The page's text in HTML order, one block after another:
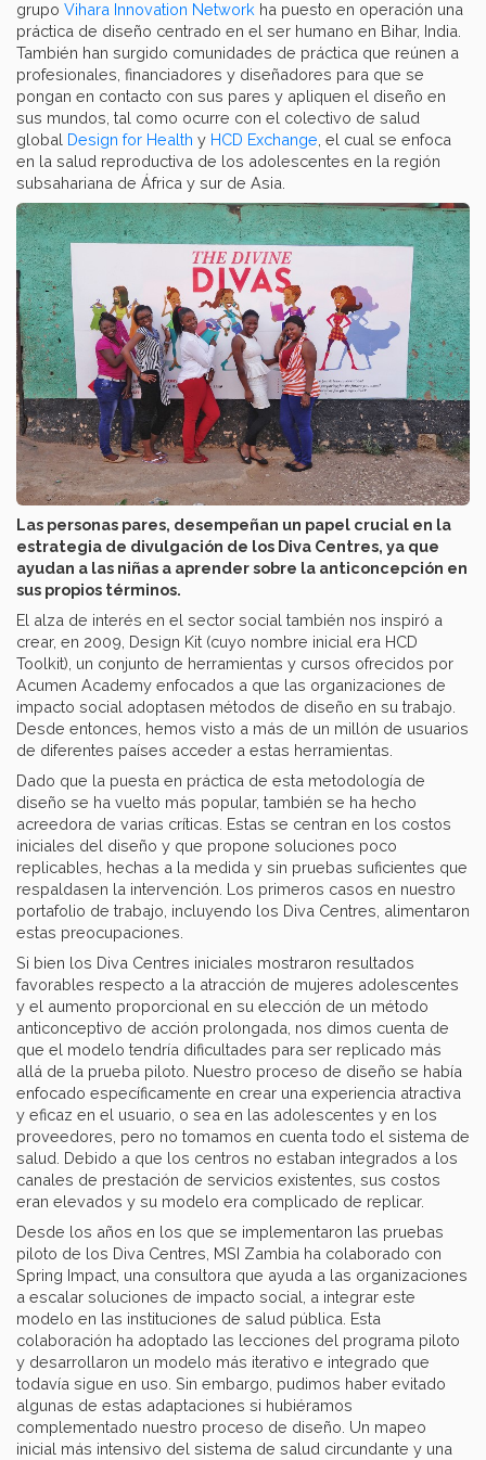
grupo Vihara Innovation Network ha puesto en operación una
práctica de diseño centrado en el ser humano en Bihar, India.
También han surgido comunidades de práctica que reúnen a
profesionales, financiadores y diseñadores para que se
pongan en contacto con sus pares y apliquen el diseño en
sus mundos, tal como ocurre con el colectivo de salud
global Design for Health y HCD Exchange , el cual se enfoca
en la salud reproductiva de los adolescentes en la región
subsahariana de África y sur de Asia.
Las personas pares, desempeñan un papel crucial en la
estrategia de divulgación de los Diva Centres, ya que
ayudan a las niñas a aprender sobre la anticoncepción en
sus propios términos.
El alza de interés en el sector social también nos inspiró a
crear, en 2009, Design Kit (cuyo nombre inicial era HCD
Toolkit), un conjunto de herramientas y cursos ofrecidos por
Acumen Academy enfocados a que las organizaciones de
impacto social adoptasen métodos de diseño en su trabajo.
Desde entonces, hemos visto a más de un millón de usuarios
de diferentes países acceder a estas herramientas.
Dado que la puesta en práctica de esta metodología de
diseño se ha vuelto más popular, también se ha hecho
acreedora de varias críticas. Estas se centran en los costos
iniciales del diseño y que propone soluciones poco
replicables, hechas a la medida y sin pruebas suficientes que
respaldasen la intervención. Los primeros casos en nuestro
portafolio de trabajo, incluyendo los Diva Centres, alimentaron
estas preocupaciones.
Si bien los Diva Centres iniciales mostraron resultados
favorables respecto a la atracción de mujeres adolescentes
y el aumento proporcional en su elección de un método
anticonceptivo de acción prolongada, nos dimos cuenta de
que el modelo tendría dificultades para ser replicado más
allá de la prueba piloto. Nuestro proceso de diseño se había
enfocado específicamente en crear una experiencia atractiva
y eficaz en el usuario, o sea en las adolescentes y en los
proveedores, pero no tomamos en cuenta todo el sistema de
salud. Debido a que los centros no estaban integrados a los
canales de prestación de servicios existentes, sus costos
eran elevados y su modelo era complicado de replicar.
Desde los años en los que se implementaron las pruebas
piloto de los Diva Centres, MSI Zambia ha colaborado con
Spring Impact, una consultora que ayuda a las organizaciones
a escalar soluciones de impacto social, a integrar este
modelo en las instituciones de salud pública. Esta
colaboración ha adoptado las lecciones del programa piloto
y desarrollaron un modelo más iterativo e integrado que
todavía sigue en uso. Sin embargo, pudimos haber evitado
algunas de estas adaptaciones si hubiéramos
complementado nuestro proceso de diseño. Un mapeo
inicial más intensivo del sistema de salud circundante y una